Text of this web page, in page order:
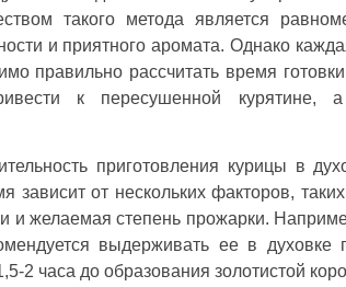
такого метода является
и приятного аромата. Однако
правильно рассчитать время
к пересушенной
приготовления курицы в
зависит от нескольких факторов,
и желаемая степень прожарки.
выдерживать ее в духовке
2 часа до образования золотистой